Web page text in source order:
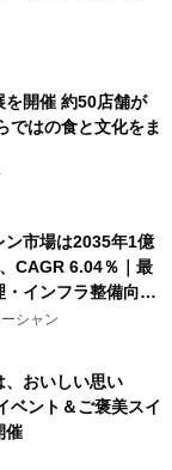
を開催 約50店舗が
ではの食と文化をま
ン市場は2035年1億
CAGR 6.04％｜最
インフラ整備向け
シャン
、おいしい思い
ベント＆ご褒美スイ
催